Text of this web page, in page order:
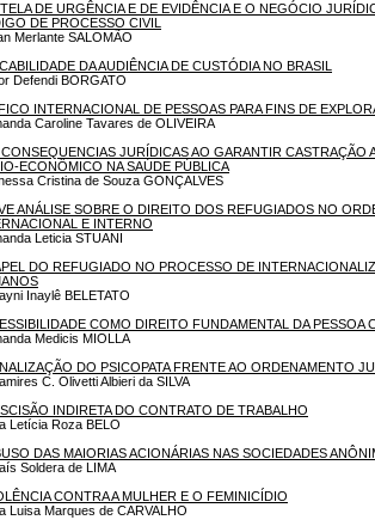
DE URGÊNCIA E DE EVIDÊNCIA E O NEGÓCIO
DE PROCESSO CIVIL
Merlante SALOMÃO
DA AUDIÊNCIA DE CUSTÓDIA NO BRASIL
Defendi BORGATO
INTERNACIONAL DE PESSOAS PARA FINS DE
Caroline Tavares de OLIVEIRA
CONSEQUENCIAS JURÍDICAS AO GARANTIR CASTRAÇÃO
ECONÔMICO NA SAÚDE PÚBLICA
Cristina de Souza GONÇALVES
ANÁLISE SOBRE O DIREITO DOS REFUGIADOS NO
E INTERNO
Leticia STUANI
DO REFUGIADO NO PROCESSO DE
Inaylê BELETATO
COMO DIREITO FUNDAMENTAL DA PESSOA
Medicis MIOLLA
DO PSICOPATA FRENTE AO ORDENAMENTO
C. Olivetti Albieri da SILVA
INDIRETA DO CONTRATO DE TRABALHO
Letícia Roza BELO
DAS MAIORIAS ACIONÁRIAS NAS SOCIEDADES
Soldera de LIMA
CONTRA A MULHER E O FEMINICÍDIO
Luisa Marques de CARVALHO